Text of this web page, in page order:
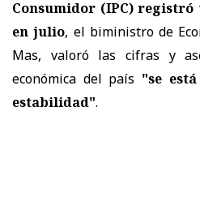
Consumidor (IPC) registró
en julio, el biministro de
Mas, valoró las cifras y
económica del país "se
estabilidad".